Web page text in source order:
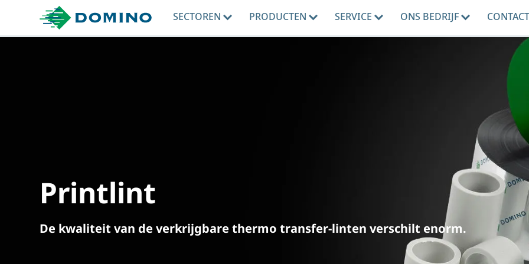
SECTOREN PRODUCTEN SERVICE ONS BEDRIJF CONTACT
Printlint
De kwaliteit van de verkrijgbare thermo transfer-linten verschilt enorm.